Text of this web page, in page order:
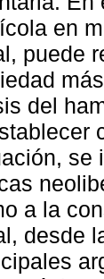
en
puede
del
a la
desde